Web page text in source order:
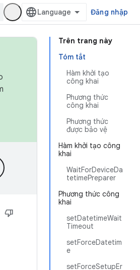
Đăng nhập
Trên trang này
Tóm tắt
Hàm khởi tạo
công khai
Phương thức
công khai
Phương thức
được bảo vệ
Hàm khởi tạo công
khai
WaitForDeviceDa
tetimePreparer
Phương thức công
khai
setDatetimeWait
Timeout
setForceDatetim
e
setForceSetupEr